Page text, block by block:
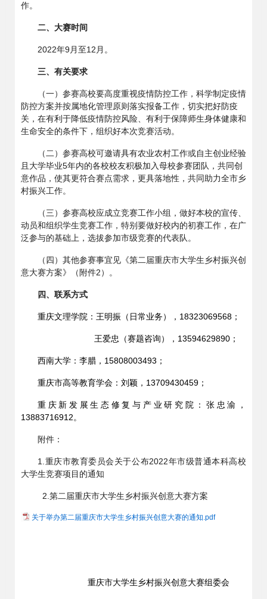
作。
二、大赛时间
2022年9月至12月。
三、有关要求
（一）参赛高校要高度重视疫情防控工作，科学制定疫情
防控方案并按属地化管理原则落实报备工作，切实把好防疫
关，在有利于降低疫情防控风险、有利于保障师生身体健康和
生命安全的条件下，组织好本次竞赛活动。
（二）参赛高校可邀请具有农业农村工作或自主创业经验
且大学毕业5年内的各校校友积极加入母校参赛团队，共同创
意作品，使其更符合赛点需求，更具落地性，共同助力全市乡
村振兴工作。
（三）参赛高校应成立竞赛工作小组，做好本校的宣传、
动员和组织学生竞赛工作，特别要做好校内的初赛工作，在广
泛参与的基础上，选拔参加市级竞赛的代表队。
（四）其他参赛事宜见《第二届重庆市大学生乡村振兴创
意大赛方案》（附件2）。
四、联系方式
重庆文理学院：王明振（日常业务），18323069568；
王爱忠（赛题咨询），13594629890；
西南大学：李腊，15808003493；
重庆市高等教育学会：刘颖，13709430459；
重庆新发展生态修复与产业研究院：张忠渝，
13883716912。
附件：
1.重庆市教育委员会关于公布2022年市级普通本科高校
大学生竞赛项目的通知
2.第二届重庆市大学生乡村振兴创意大赛方案
关于举办第二届重庆市大学生乡村振兴创意大赛的通知.pdf
重庆市大学生乡村振兴创意大赛组委会